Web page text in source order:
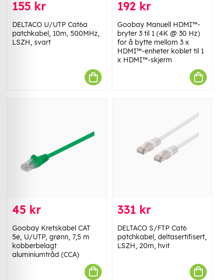
155 kr
DELTACO U/UTP Cat6a
patchkabel, 10m, 500MHz,
LSZH, svart
192 kr
Goobay Manuell HDMI™-
bryter 3 til 1 (4K @ 30 Hz)
for å bytte mellom 3 x
HDMI™-enheter koblet til 1
x HDMI™-skjerm
45 kr
Goobay Kretskabel CAT
5e, U/UTP, grønn, 7,5 m
kobberbelagt
aluminiumtråd (CCA)
331 kr
DELTACO S/FTP Cat6
patchkabel, deltasertifisert,
LSZH, 20m, hvit